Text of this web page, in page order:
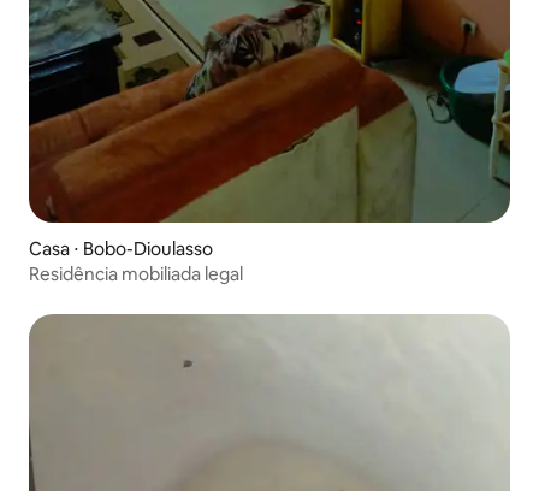
Casa ⋅ Bobo-Dioulasso
Residência mobiliada legal